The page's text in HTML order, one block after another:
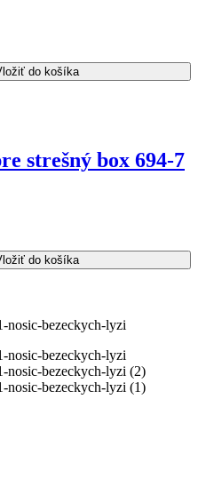
do košíka
strešný box 694-7
do košíka